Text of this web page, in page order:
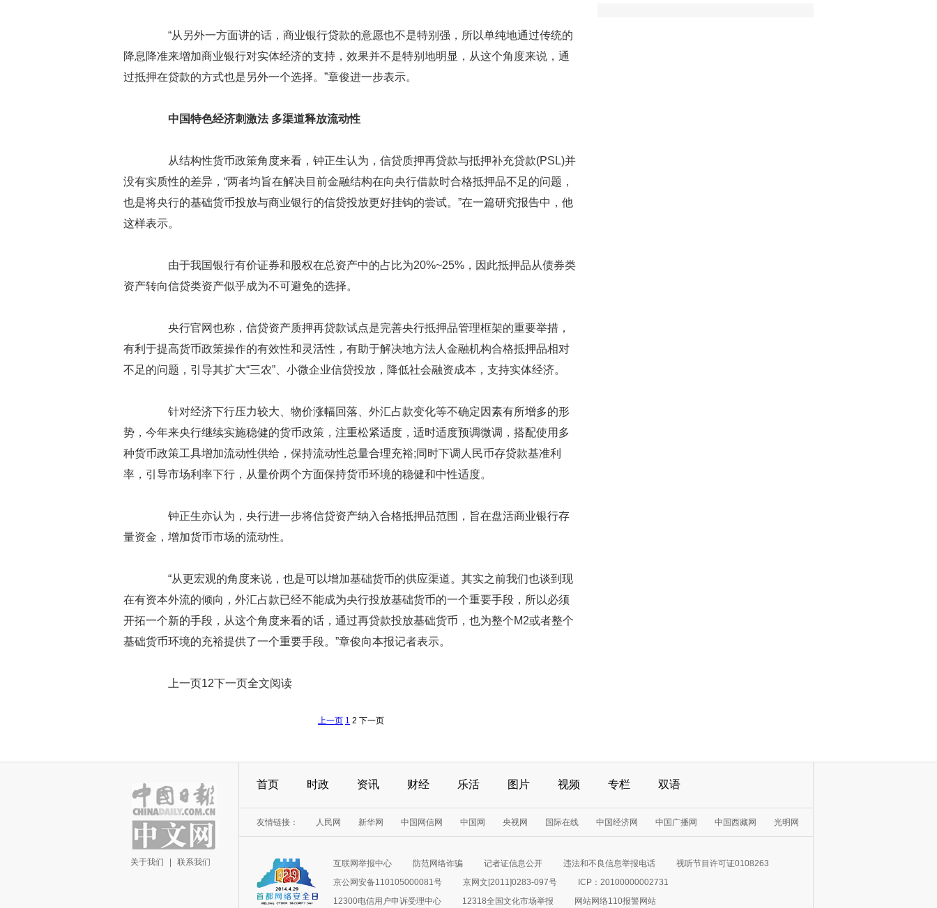
“从另外一方面讲的话，商业银行贷款的意愿也不是特别强，所以单纯地通过传统的
降息降准来增加商业银行对实体经济的支持，效果并不是特别地明显，从这个角度来说，通
过抵押在贷款的方式也是另外一个选择。”章俊进一步表示。
中国特色经济刺激法 多渠道释放流动性
从结构性货币政策角度来看，钟正生认为，信贷质押再贷款与抵押补充贷款(PSL)并
没有实质性的差异，“两者均旨在解决目前金融结构在向央行借款时合格抵押品不足的问题，
也是将央行的基础货币投放与商业银行的信贷投放更好挂钩的尝试。”在一篇研究报告中，他
这样表示。
由于我国银行有价证券和股权在总资产中的占比为20%~25%，因此抵押品从债券类
资产转向信贷类资产似乎成为不可避免的选择。
央行官网也称，信贷资产质押再贷款试点是完善央行抵押品管理框架的重要举措，
有利于提高货币政策操作的有效性和灵活性，有助于解决地方法人金融机构合格抵押品相对
不足的问题，引导其扩大“三农”、小微企业信贷投放，降低社会融资成本，支持实体经济。
针对经济下行压力较大、物价涨幅回落、外汇占款变化等不确定因素有所增多的形
势，今年来央行继续实施稳健的货币政策，注重松紧适度，适时适度预调微调，搭配使用多
种货币政策工具增加流动性供给，保持流动性总量合理充裕;同时下调人民币存贷款基准利
率，引导市场利率下行，从量价两个方面保持货币环境的稳健和中性适度。
钟正生亦认为，央行进一步将信贷资产纳入合格抵押品范围，旨在盘活商业银行存
量资金，增加货币市场的流动性。
“从更宏观的角度来说，也是可以增加基础货币的供应渠道。其实之前我们也谈到现
在有资本外流的倾向，外汇占款已经不能成为央行投放基础货币的一个重要手段，所以必须
开拓一个新的手段，从这个角度来看的话，通过再贷款投放基础货币，也为整个M2或者整个
基础货币环境的充裕提供了一个重要手段。”章俊向本报记者表示。
上一页12下一页全文阅读
上一页 1 2 下一页
关于我们 联系我们
首页 时政 资讯 财经 乐活 图片 视频 专栏 双语
友情链接： 人民网 新华网 中国网信网 中国网 央视网 国际在线 中国经济网 中国广播网 中国西藏网 光明网
互联网举报中心 防范网络诈骗 记者证信息公开 违法和不良信息举报电话
视听节目许可证0108263
京公网安备110105000081号
京网文[2011]0283-097号
ICP：20100000002731
12300电信用户申诉受理中心
12318全国文化市场举报 网站网络110报警网站